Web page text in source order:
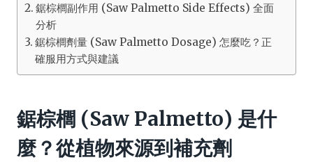
鋸棕櫚副作用 (Saw Palmetto Side Effects) 全面
分析
鋸棕櫚劑量 (Saw Palmetto Dosage) 怎麼吃？正
確服用方式與建議
鋸棕櫚 (Saw Palmetto) 是什
麼？從植物來源到補充劑